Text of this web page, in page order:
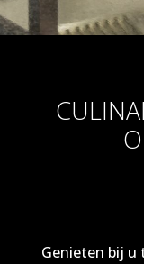
Genieten bij u